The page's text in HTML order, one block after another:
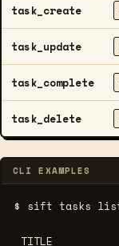
task_create
task_update
task_complete
task_delete
CLI EXAMPLES
$ sift tasks list